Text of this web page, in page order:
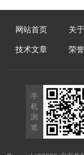
网站首页 关
技术文章 荣
手
机
浏
览